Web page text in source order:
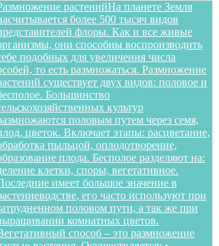
растенийНа планете Земля
более 500 тысяч видов
флоры. Как и все живые
они способны воспроизводить
подобных для увеличения числа
то есть размножаться. Размножение
существует двух видов: половое и
Большинство
культур
половым путем через семя,
цветок. Включает этапы: расцветание,
пыльцой, оплодотворение,
плода. Бесполое разделяют на:
клетки, споры, вегетативное.
имеет большое значение в
его часто используют при
половом пути, а так же при
комнатных цветов.
способ – это размножение